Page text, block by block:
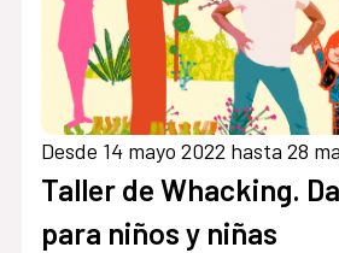
Desde 14 mayo 2022 hasta 28
Taller de Whacking.
para niños y niñas